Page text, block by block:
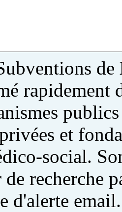
de
rapidement
et
social.
recherche
d'alerte email.